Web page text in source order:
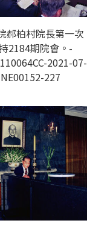
郝柏村院長第一次
2184期院會。-
2021-07-
NE00152-227